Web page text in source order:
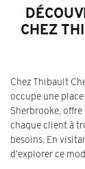
CHEZ
Chez Thibault
occupe une
Sherbrooke,
chaque client à
besoins. En
d’explorer ce